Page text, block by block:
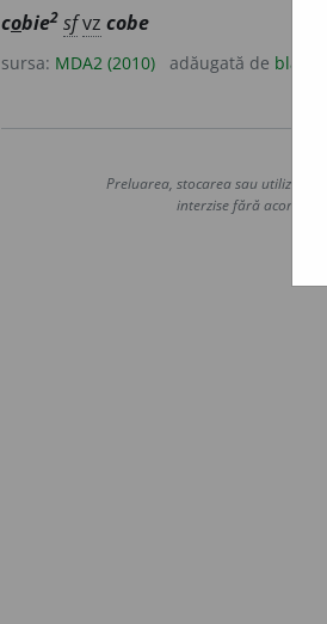
cobie2 sfvz cobe
sursa: MDA2 (2010) adăugată de blaurb.
Preluarea, stocarea sau
interzise fără acordul